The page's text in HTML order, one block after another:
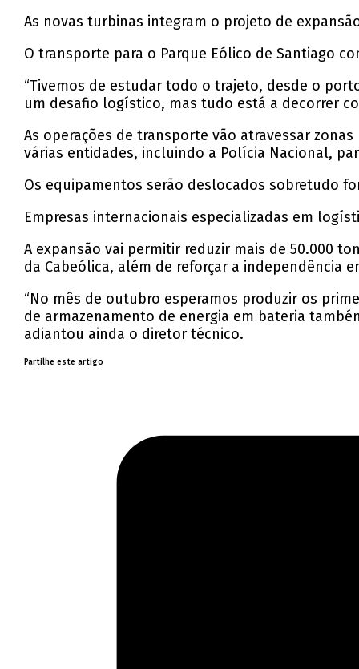
As novas turbinas integram o projeto de
O transporte para o Parque Eólico de Santiago
“Tivemos de estudar todo o trajeto, desde o
um desafio logístico, mas tudo está a decorrer
As operações de transporte vão atravessar
várias entidades, incluindo a Polícia Nacional,
Os equipamentos serão deslocados sobretudo
Empresas internacionais especializadas em
A expansão vai permitir reduzir mais de 50.000
da Cabeólica, além de reforçar a independência
“No mês de outubro esperamos produzir os
de armazenamento de energia em bateria
adiantou ainda o diretor técnico.
Partilhe este artigo